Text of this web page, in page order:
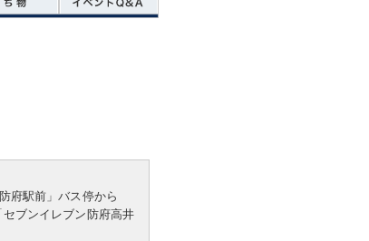
府駅前」バス停から
ブンイレブン防府高井